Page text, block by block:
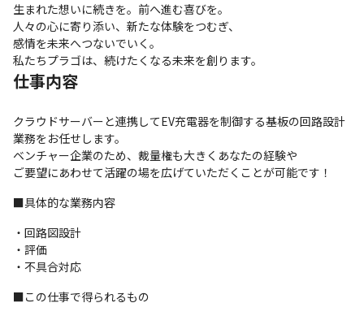
生まれた想いに続きを。前へ進む喜びを。
人々の心に寄り添い、新たな体験をつむぎ、
感情を未来へつないでいく。
私たちプラゴは、続けたくなる未来を創ります。
仕事内容
クラウドサーバーと連携してEV充電器を制御する基板の回路設計
業務をお任せします。
ベンチャー企業のため、裁量権も大きくあなたの経験や
ご要望にあわせて活躍の場を広げていただくことが可能です！
■具体的な業務内容
・回路図設計
・評価
・不具合対応
■この仕事で得られるもの